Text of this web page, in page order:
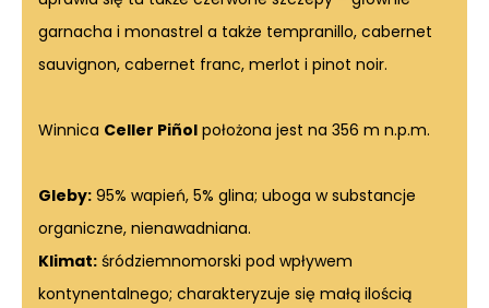
garnacha i monastrel a także tempranillo, cabernet
sauvignon, cabernet franc, merlot i pinot noir.
Winnica Celler Piñol położona jest na 356 m n.p.m.
Gleby: 95% wapień, 5% glina; uboga w substancje
organiczne, nienawadniana.
Klimat: śródziemnomorski pod wpływem
kontynentalnego; charakteryzuje się małą ilością